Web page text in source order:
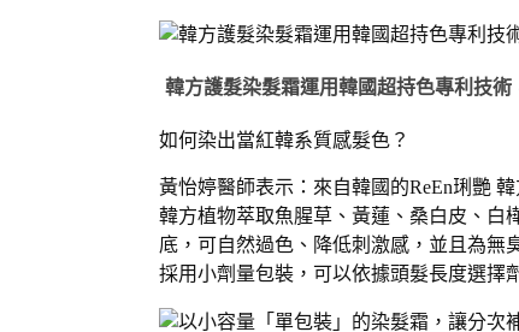
韓方護髮染髮霜運用韓國超持色專利技
如何染出當紅韓系質感髮色？
黃怡婷醫師表示：來自韓國的ReEn琍艷
韓方植物萃取魚腥草、黃蓮、桑白皮、
底，可自然過色、降低刺激感，並且為無
採用小劑量包裝，可以依據頭髮長度選擇